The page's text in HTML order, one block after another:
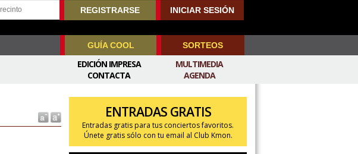
REGISTRARSE INICIAR SESIÓN
GUÍA COOL SORTEOS
MULTIMEDIA
AGENDA
EDICIÓN IMPRESA
CONTACTA
ENTRADAS GRATIS
Entradas gratis para tus conciertos favoritos.
Únete gratis sólo con tu email al Club Kmon.